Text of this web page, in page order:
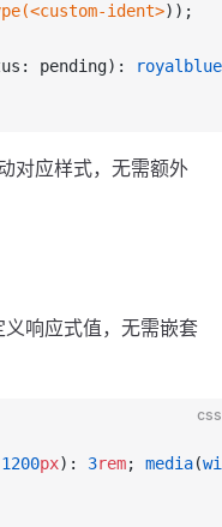
ident>));
pending):
royalblue
对应样式，无需额外
响应式值，无需嵌套
css
1200px): 3rem; media(